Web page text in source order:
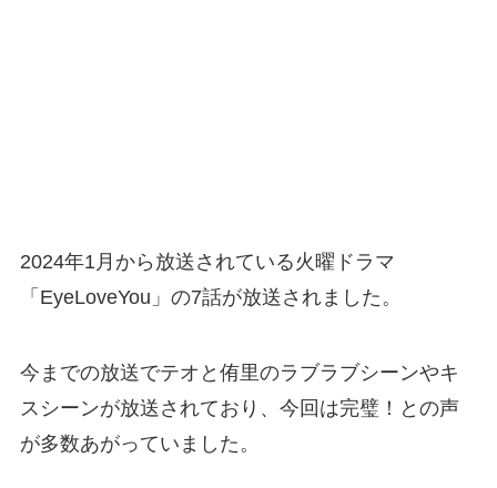
2024年1月から放送されている火曜ドラマ
「EyeLoveYou」の7話が放送されました。
今までの放送でテオと侑里のラブラブシーンやキ
スシーンが放送されており、今回は完璧！との声
が多数あがっていました。